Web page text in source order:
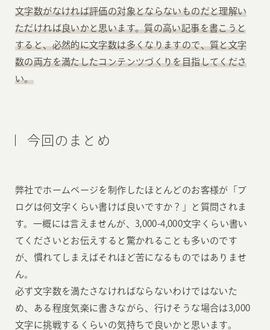
文字数がなければ評価の対象とならないものだと理解い
ただければ良いかと思います。質の高い記事を書こうと
すると、必然的に文字数は多くなりますので、質と文字
数の両方を満たしたコンテンツづくりを目指してくださ
い。
今回のまとめ
弊社でホームページを制作したほとんどのお客様が「ブ
ログは何文字くらい書けば良いですか？」と質問されま
す。一概には言えませんが、3,000-4,000文字くらい書い
てくださいとお伝えすると驚かれることも多いのです
が、慣れてしまえばそれほど苦になるものではありませ
ん。
必ず文字数を満たさなければならないわけではないた
め、ある程度気楽に書きながら、行けそうな場合は3,000
文字に挑戦するくらいの気持ちで良いかと思います。